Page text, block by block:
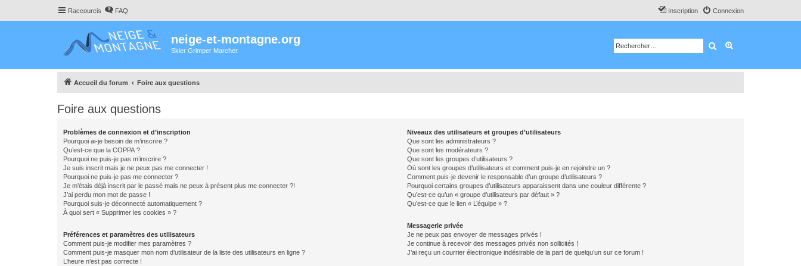
Raccourcis FAQ Connexion
Inscription
neige-et-montagne.org
Skier Grimper Marcher Rechercher
Accueil du forum Foire aux questions
Foire aux questions
Problèmes de connexion et d’inscription
Pourquoi ai-je besoin de m’inscrire ?
Qu’est-ce que la COPPA ?
Pourquoi ne puis-je pas m’inscrire ?
Je suis inscrit mais je ne peux pas me connecter !
Pourquoi ne puis-je pas me connecter ?
Je m’étais déjà inscrit par le passé mais ne peux à présent plus me connecter ?!
J’ai perdu mon mot de passe !
Pourquoi suis-je déconnecté automatiquement ?
À quoi sert « Supprimer les cookies » ?
Préférences et paramètres des utilisateurs
Comment puis-je modifier mes paramètres ?
Comment puis-je masquer mon nom d’utilisateur de la liste des utilisateurs en ligne ?
L’heure n’est pas correcte !
Niveaux des utilisateurs et groupes d’utilisateurs
Que sont les administrateurs ?
Que sont les modérateurs ?
Que sont les groupes d’utilisateurs ?
Où sont les groupes d’utilisateurs et comment puis-je en rejoindre un ?
Comment puis-je devenir le responsable d’un groupe d’utilisateurs ?
Pourquoi certains groupes d’utilisateurs apparaissent dans une couleur différente ?
Qu’est-ce qu’un « groupe d’utilisateurs par défaut » ?
Qu’est-ce que le lien « L’équipe » ?
Messagerie privée
Je ne peux pas envoyer de messages privés !
Je continue à recevoir des messages privés non sollicités !
J’ai reçu un courrier électronique indésirable de la part de quelqu’un sur ce forum !